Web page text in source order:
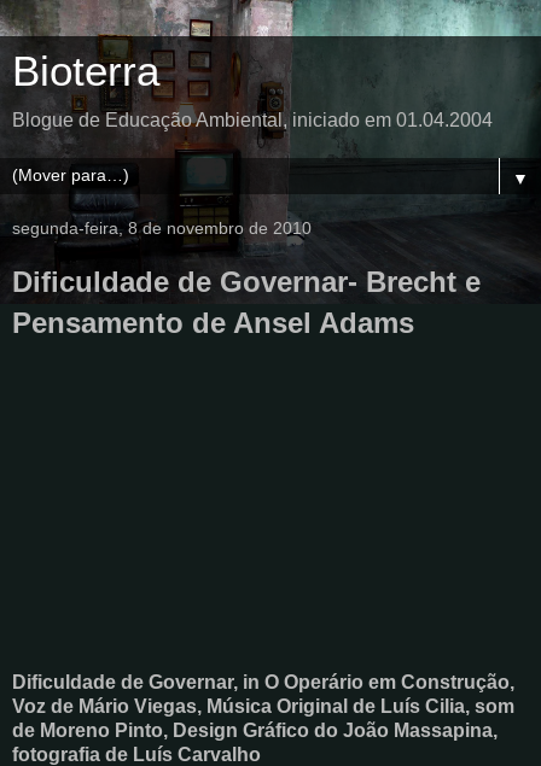
Bioterra
Blogue de Educação Ambiental, iniciado em 01.04.2004
▼
segunda-feira, 8 de novembro de 2010
Dificuldade de Governar- Brecht e
Pensamento de Ansel Adams
Dificuldade de Governar, in O Operário em Construção,
Voz de Mário Viegas, Música Original de Luís Cilia, som
de Moreno Pinto, Design Gráfico do João Massapina,
fotografia de Luís Carvalho